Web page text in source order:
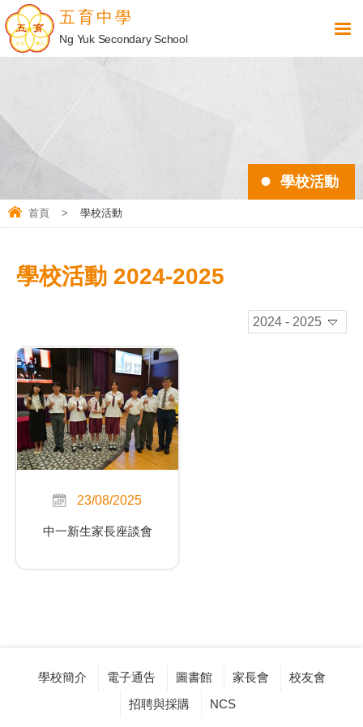
五育中學
Ng Yuk Secondary School
學校活動
首頁 > 學校活動
學校活動 2024-2025
2024 - 2025
23/08/2025
中一新生家長座談會
學校簡介 電子通告 圖書館 家長會
校友會
招聘與採購
NCS